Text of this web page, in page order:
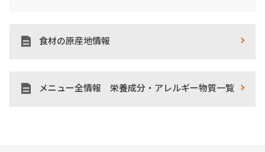
食材の原産地情報
メニュー全情報 栄養成分・アレルギー物質一覧